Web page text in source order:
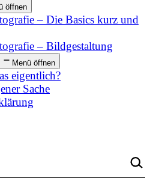
öffnen
– Die Basics kurz und
– Bildgestaltung
Menü öffnen
eigentlich?
Sache